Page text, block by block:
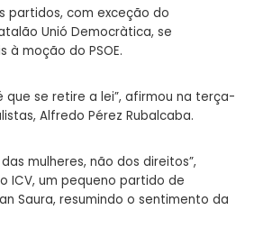
partidos, com exceção do
Unió Democràtica, se
à moção do PSOE.
que se retire a lei”, afirmou na terça-
Alfredo Pérez Rubalcaba.
mulheres, não dos direitos”,
ICV, um pequeno partido de
Saura, resumindo o sentimento da